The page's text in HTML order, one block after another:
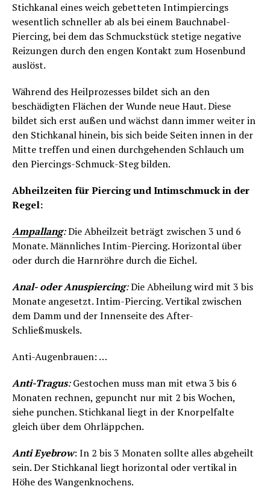
Stichkanal eines weich gebetteten Intimpiercings
wesentlich schneller ab als bei einem Bauchnabel-
Piercing, bei dem das Schmuckstück stetige negative
Reizungen durch den engen Kontakt zum Hosenbund
auslöst.
Während des Heilprozesses bildet sich an den
beschädigten Flächen der Wunde neue Haut. Diese
bildet sich erst außen und wächst dann immer weiter in
den Stichkanal hinein, bis sich beide Seiten innen in der
Mitte treffen und einen durchgehenden Schlauch um
den Piercings-Schmuck-Steg bilden.
Abheilzeiten für Piercing und Intimschmuck in der
Regel:
Ampallang:Die Abheilzeit beträgt zwischen 3 und 6
Monate. Männliches Intim-Piercing. Horizontal über
oder durch die Harnröhre durch die Eichel.
Anal- oder Anuspiercing:Die Abheilung wird mit 3 bis
Monate angesetzt. Intim-Piercing. Vertikal zwischen
dem Damm und der Innenseite des After-
Schließmuskels.
Anti-Augenbrauen: …
Anti-Tragus:Gestochen muss man mit etwa 3 bis 6
Monaten rechnen, gepuncht nur mit 2 bis Wochen,
siehe punchen. Stichkanal liegt in der Knorpelfalte
gleich über dem Ohrläppchen.
Anti Eyebrow: In 2 bis 3 Monaten sollte alles abgeheilt
sein. Der Stichkanal liegt horizontal oder vertikal in
Höhe des Wangenknochens.